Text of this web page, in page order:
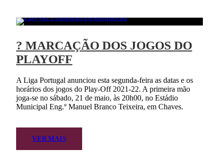
? MARCAÇÃO DOS JOGOS DO
PLAYOFF
A Liga Portugal anunciou esta segunda-feira as datas e os
horários dos jogos do Play-Off 2021-22. A primeira mão
joga-se no sábado, 21 de maio, às 20h00, no Estádio
Municipal Eng.º Manuel Branco Teixeira, em Chaves.
VER MAIS